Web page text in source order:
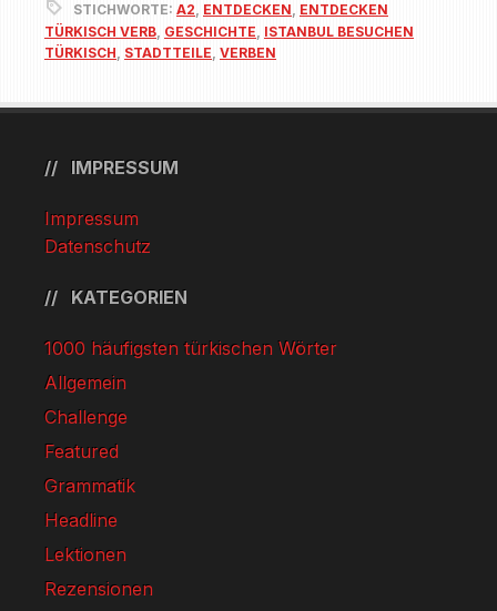
STICHWORTE: A2, ENTDECKEN, ENTDECKEN
TÜRKISCH VERB, GESCHICHTE, ISTANBUL BESUCHEN
TÜRKISCH, STADTTEILE, VERBEN
IMPRESSUM
Impressum
Datenschutz
KATEGORIEN
1000 häufigsten türkischen Wörter
Allgemein
Challenge
Featured
Grammatik
Headline
Lektionen
Rezensionen